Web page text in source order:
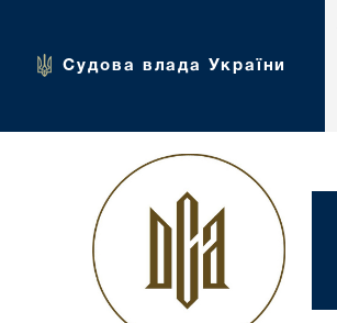
Судова влада України